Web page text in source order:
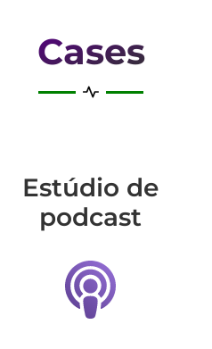
Cases
Estúdio de
podcast